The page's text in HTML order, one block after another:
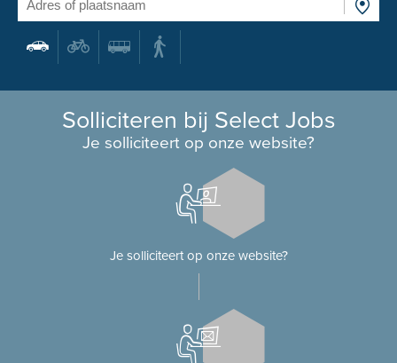
Solliciteren bij Select Jobs
Je solliciteert op onze website?
Je solliciteert op onze website?